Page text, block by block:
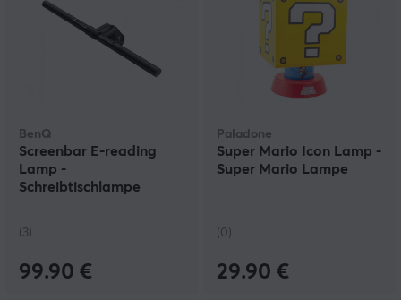
BenQ
Screenbar E-reading
Lamp -
Schreibtischlampe
(3)
99.90 €
Paladone
Super Mario Icon Lamp -
Super Mario Lampe
(0)
29.90 €